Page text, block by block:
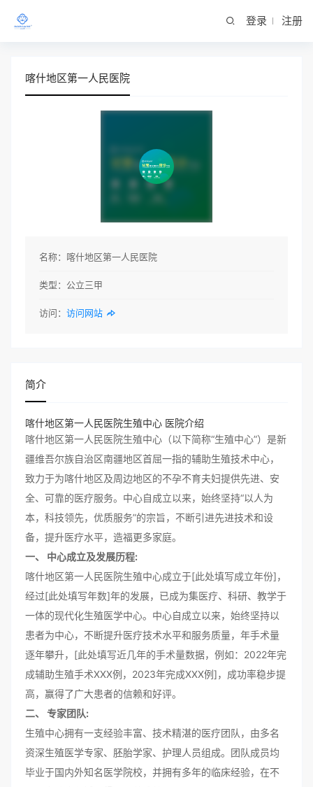
登录 注册
喀什地区第一人民医院
名称： 喀什地区第一人民医院
类型： 公立三甲
访问： 访问网站
简介
喀什地区第一人民医院生殖中心 医院介绍
喀什地区第一人民医院生殖中心（以下简称“生殖中心”）是新
疆维吾尔族自治区南疆地区首屈一指的辅助生殖技术中心，
致力于为喀什地区及周边地区的不孕不育夫妇提供先进、安
全、可靠的医疗服务。中心自成立以来，始终坚持“以人为
本，科技领先，优质服务”的宗旨，不断引进先进技术和设
备，提升医疗水平，造福更多家庭。
一、 中心成立及发展历程:
喀什地区第一人民医院生殖中心成立于[此处填写成立年份]，
经过[此处填写年数]年的发展，已成为集医疗、科研、教学于
一体的现代化生殖医学中心。中心自成立以来，始终坚持以
患者为中心，不断提升医疗技术水平和服务质量，年手术量
逐年攀升，[此处填写近几年的手术量数据，例如：2022年完
成辅助生殖手术XXX例，2023年完成XXX例]，成功率稳步提
高，赢得了广大患者的信赖和好评。
二、 专家团队:
生殖中心拥有一支经验丰富、技术精湛的医疗团队，由多名
资深生殖医学专家、胚胎学家、护理人员组成。团队成员均
毕业于国内外知名医学院校，并拥有多年的临床经验，在不